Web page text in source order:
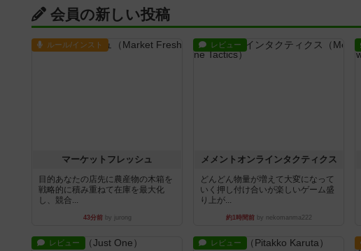
会員の新しい投稿
ルール/インスト
マーケットフレッシュ
目的あなたの店先に農産物の木箱を
戦略的に積み重ねて在庫を最大化
し、競合...
43分前by jurong
レビュー
メメントオンラインタクティクス
どんどん物量が増えて大変になって
いく押し付け合いが楽しいゲーム盛
り上が...
約1時間前by nekomanma222
レビュー レビュー